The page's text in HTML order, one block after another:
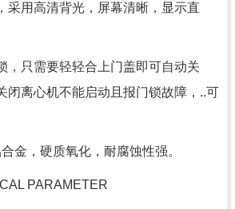
用高清背光，屏幕清晰，显示直
只需要轻轻合上门盖即可自动关
闭离心机不能启动且报门锁故障，..可
金，硬质氧化，耐腐蚀性强。
PARAMETER